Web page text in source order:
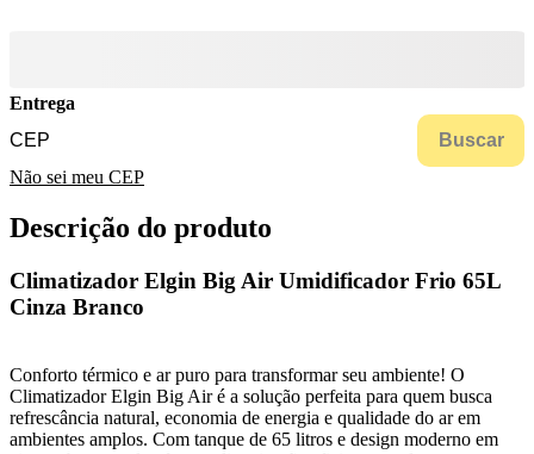
Entrega
Buscar
Não sei meu CEP
Descrição do produto
Climatizador Elgin Big Air Umidificador Frio 65L
Cinza Branco
Conforto térmico e ar puro para transformar seu ambiente! O
Climatizador Elgin Big Air é a solução perfeita para quem busca
refrescância natural, economia de energia e qualidade do ar em
ambientes amplos. Com tanque de 65 litros e design moderno em